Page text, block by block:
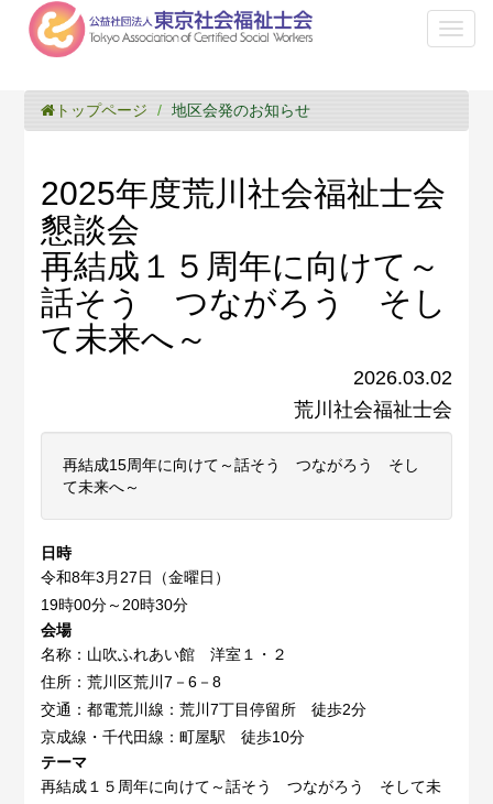
トップページ 地区会発のお知らせ
2025年度荒川社会福祉士会
懇談会
再結成１５周年に向けて～
話そう つながろう そし
て未来へ～
2026.03.02
荒川社会福祉士会
再結成15周年に向けて～話そう つながろう そし
て未来へ～
日時
令和8年3月27日（金曜日）
19時00分～20時30分
会場
名称：山吹ふれあい館 洋室１・２
住所：荒川区荒川7－6－8
交通：都電荒川線：荒川7丁目停留所 徒歩2分
京成線・千代田線：町屋駅 徒歩10分
テーマ
再結成１５周年に向けて～話そう つながろう そして未